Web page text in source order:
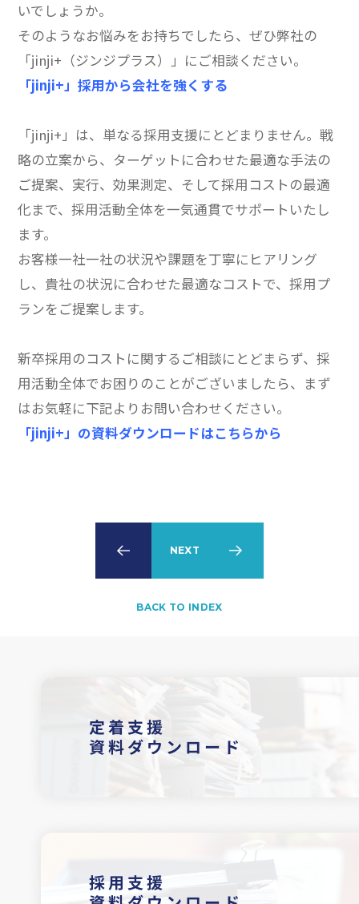
いでしょうか。
そのようなお悩みをお持ちでしたら、ぜひ弊社の
「jinji+（ジンジプラス）」にご相談ください。
「jinji+」採用から会社を強くする
「jinji+」は、単なる採用支援にとどまりません。戦
略の立案から、ターゲットに合わせた最適な手法の
ご提案、実行、効果測定、そして採用コストの最適
化まで、採用活動全体を一気通貫でサポートいたし
ます。
お客様一社一社の状況や課題を丁寧にヒアリング
し、貴社の状況に合わせた最適なコストで、採用プ
ランをご提案します。
新卒採用のコストに関するご相談にとどまらず、採
用活動全体でお困りのことがございましたら、まず
はお気軽に下記よりお問い合わせください。
「jinji+」の資料ダウンロードはこちらから
PREV
NEXT
BACK TO INDEX